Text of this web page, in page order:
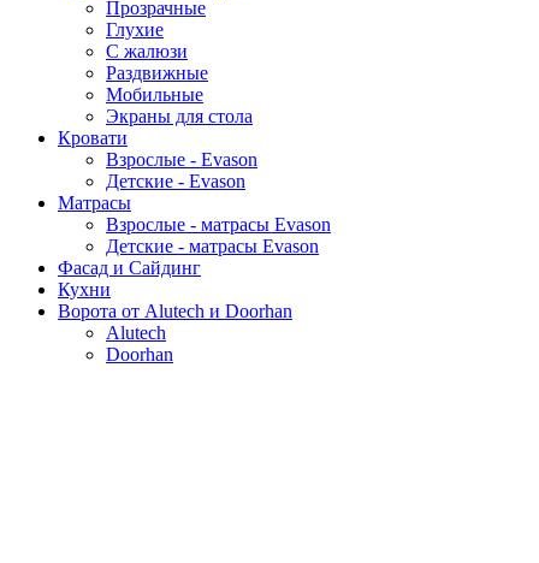
Прозрачные
Глухие
С жалюзи
Раздвижные
Мобильные
Экраны для стола
Кровати
Взрослые - Evason
Детские - Evason
Матрасы
Взрослые - матрасы Evason
Детские - матрасы Evason
Фасад и Сайдинг
Кухни
Ворота от Alutech и Doorhan
Alutech
Doorhan